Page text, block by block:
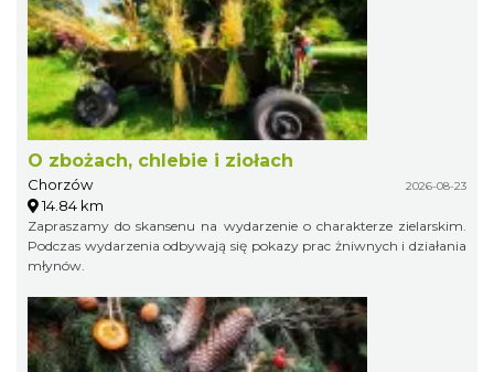
O zbożach, chlebie i ziołach
Chorzów 2026-08-23
14.84 km
Zapraszamy do skansenu na wydarzenie o charakterze zielarskim.
Podczas wydarzenia odbywają się pokazy prac żniwnych i działania
młynów.